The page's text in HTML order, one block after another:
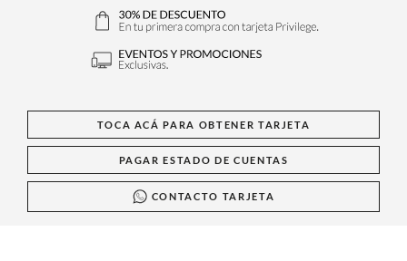
TOCA ACÁ PARA OBTENER TARJETA
PAGAR ESTADO DE CUENTAS
CONTACTO TARJETA